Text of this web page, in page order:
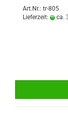
Art.Nr.: tr-805
Lieferzeit:
ca.